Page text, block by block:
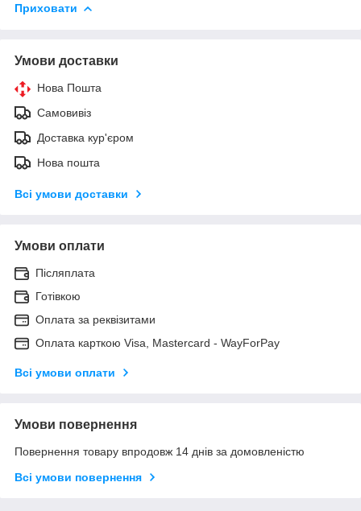
Приховати
Умови доставки
Нова Пошта
Самовивіз
Доставка кур'єром
Нова пошта
Всі умови доставки
Умови оплати
Післяплата
Готівкою
Оплата за реквізитами
Оплата карткою Visa, Mastercard - WayForPay
Всі умови оплати
Умови повернення
Повернення товару впродовж 14 днів за домовленістю
Всі умови повернення